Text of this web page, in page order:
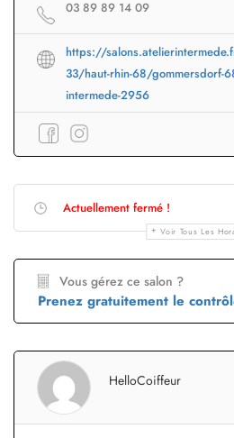
03 89 89 14 09
https://
33/haut-rhin-68/gommersdorf-
intermede-2956
Actuellement fermé !
Voir Tous Les
Vous gérez ce salon ?
Prenez gratuitement le
HelloCoiffeur